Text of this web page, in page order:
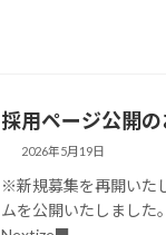
採用ページ公開の
2026年5月19日
※新規募集を再開いた
ムを公開いたしまし